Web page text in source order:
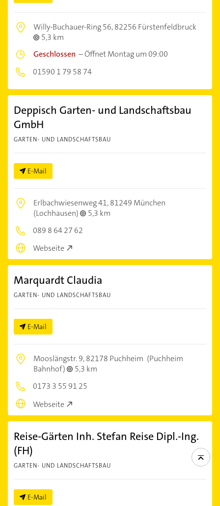
Willy-Buchauer-Ring 56,82256 Fürstenfeldbruck
5,3 km
Geschlossen –Öffnet Montag um 09:00
01590 1 79 58 74
Deppisch Garten- und Landschaftsbau
GmbH
GARTEN- UND LANDSCHAFTSBAU
E-Mail
Erlbachwiesenweg 41,81249 München
(Lochhausen)
5,3 km
089 8 64 27 62
Webseite
Marquardt Claudia
GARTEN- UND LANDSCHAFTSBAU
E-Mail
Mooslängstr. 9,82178 Puchheim (Puchheim
Bahnhof)
5,3 km
0173 3 55 91 25
Webseite
Reise-Gärten Inh. Stefan Reise Dipl.-Ing.
(FH)
GARTEN- UND LANDSCHAFTSBAU
E-Mail